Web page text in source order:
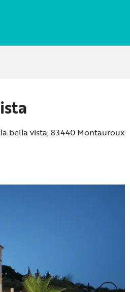
bella vista, 83440 Montauroux